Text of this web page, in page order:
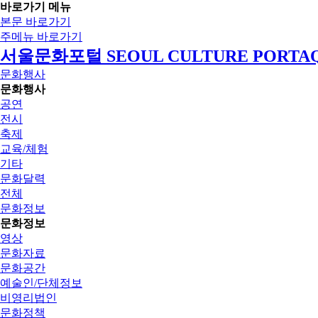
바로가기 메뉴
본문 바로가기
주메뉴 바로가기
서울문화포털 SEOUL CULTURE
문화행사
문화행사
공연
전시
축제
교육/체험
기타
문화달력
전체
문화정보
문화정보
영상
문화자료
문화공간
예술인/단체정보
비영리법인
문화정책